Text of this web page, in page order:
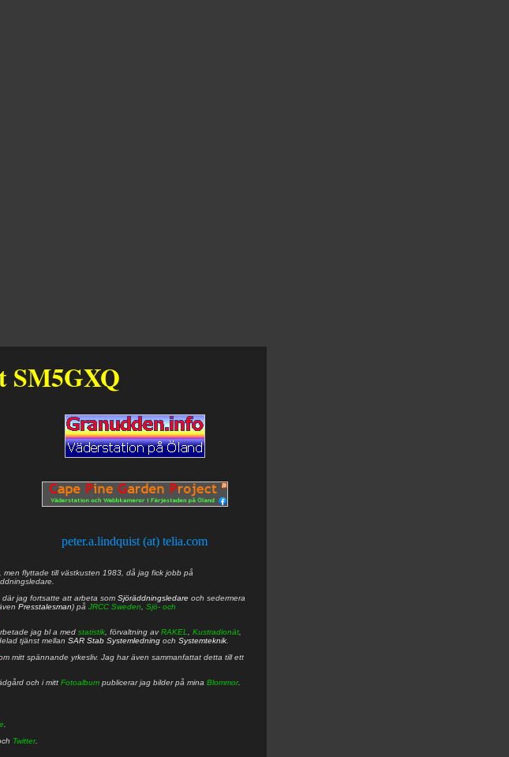
SM5GXQ
peter.a.lindquist (at) telia.com
, men flyttade till västkusten 1983, då jag fick jobb på
jag fortsatte att arbeta som Sjöräddningsledare och sedermera
Presstalesman) på JRCC Sweden
Sjö- och
jag bl a med statistik , förvaltning avRAKEL Kustradionät
tjänst mellan SAR Stab Systemledning och Systemteknik
mitt spännande yrkesliv. Jag har även sammanfattat detta till ett
och i mitt Fotoalbum publicerar jag bilder på mina Blommor.
Twitter.